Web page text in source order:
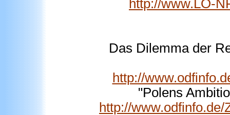
http://www.LO-
Das Dilemma der
http://
"Polens
http://